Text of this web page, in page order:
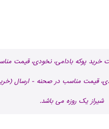
پوکه بادامی، نخودی، قیمت
قیمت مناسب در صحنه - ارسال
شیراز یک روزه می باشد.